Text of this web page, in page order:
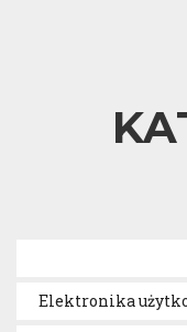
Elektronika